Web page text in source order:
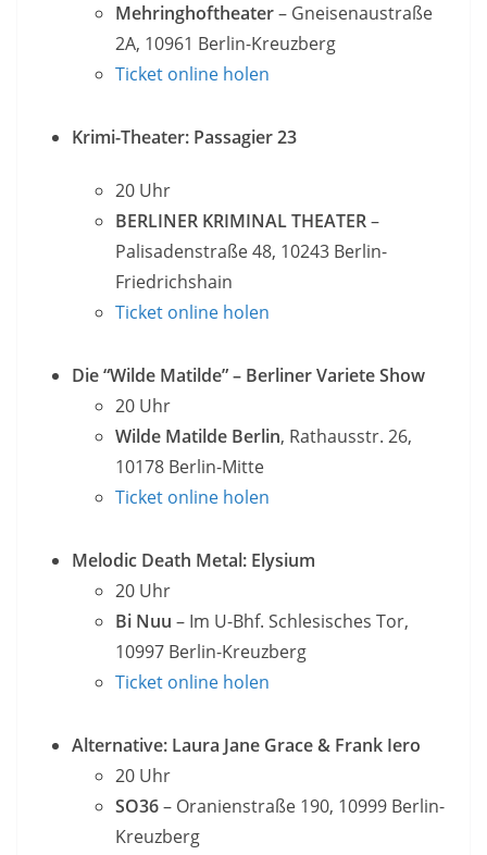
Mehringhoftheater– Gneisenaustraße
2A, 10961 Berlin-Kreuzberg
Ticket online holen
Krimi-Theater: Passagier 23
20 Uhr
BERLINER KRIMINAL THEATER–
Palisadenstraße 48, 10243 Berlin-
Friedrichshain
Ticket online holen
Die “Wilde Matilde” – Berliner Variete Show
20 Uhr
Wilde Matilde Berlin, Rathausstr. 26,
10178 Berlin-Mitte
Ticket online holen
Melodic Death Metal: Elysium
20 Uhr
Bi Nuu – Im U-Bhf. Schlesisches Tor,
10997 Berlin-Kreuzberg
Ticket online holen
Alternative: Laura Jane Grace & Frank Iero
20 Uhr
SO36– Oranienstraße 190, 10999 Berlin-
Kreuzberg